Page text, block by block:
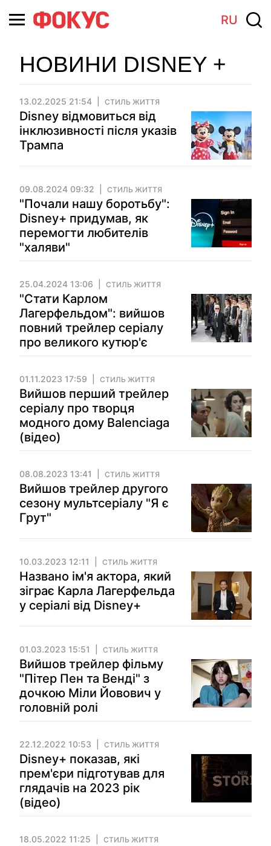
RU
НОВИНИ DISNEY +
13.02.2025 21:54 СТИЛЬ ЖИТТЯ
Disney відмовиться від
інклюзивності після указів
Трампа
09.08.2024 09:32 СТИЛЬ ЖИТТЯ
"Почали нашу боротьбу":
Disney+ придумав, як
перемогти любителів
"халяви"
25.04.2024 13:06 СТИЛЬ ЖИТТЯ
"Стати Карлом
Лагерфельдом": вийшов
повний трейлер серіалу
про великого кутюр'є
01.11.2023 17:59 СТИЛЬ ЖИТТЯ
Вийшов перший трейлер
серіалу про творця
модного дому Balenciaga
(відео)
08.08.2023 13:41 СТИЛЬ ЖИТТЯ
Вийшов трейлер другого
сезону мультсеріалу "Я є
Грут"
10.03.2023 12:11 СТИЛЬ ЖИТТЯ
Названо ім'я актора, який
зіграє Карла Лагерфельда
у серіалі від Disney+
01.03.2023 15:51 СТИЛЬ ЖИТТЯ
Вийшов трейлер фільму
"Пітер Пен та Венді" з
дочкою Міли Йовович у
головній ролі
22.12.2022 10:53 СТИЛЬ ЖИТТЯ
Disney+ показав, які
прем'єри підготував для
глядачів на 2023 рік
(відео)
18.05.2022 11:25 СТИЛЬ ЖИТТЯ